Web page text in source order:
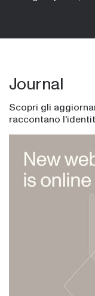
Journal
Scopri gli
raccontano